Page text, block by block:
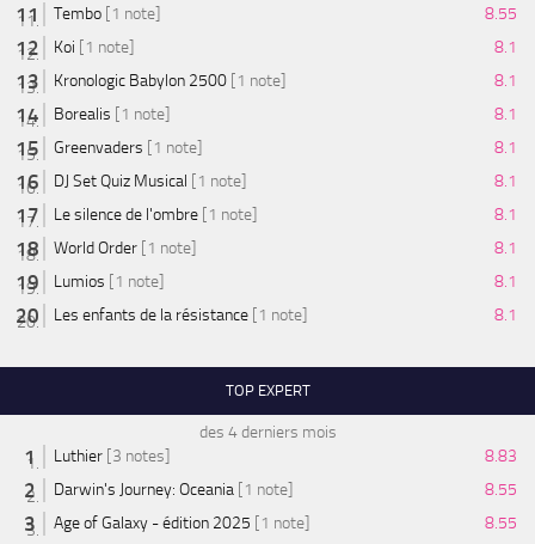
Tembo [1 note]
8.55
Koi [1 note]
8.1
Kronologic Babylon 2500 [1 note]
8.1
Borealis [1 note]
8.1
Greenvaders [1 note]
8.1
DJ Set Quiz Musical [1 note]
8.1
Le silence de l'ombre [1 note]
8.1
World Order [1 note]
8.1
Lumios [1 note]
8.1
Les enfants de la résistance [1 note] 8.1
TOP EXPERT
des 4 derniers mois
Luthier [3 notes]
8.83
Darwin's Journey: Oceania [1 note]
8.55
Age of Galaxy - édition 2025 [1 note]
8.55